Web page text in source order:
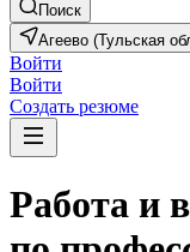
Поиск
Агеево (Тульская
Войти
Войти
Создать резюме
Работа и